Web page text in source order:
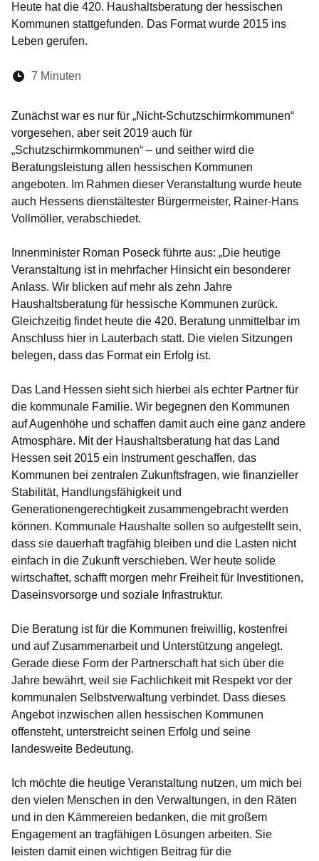
Heute hat die 420. Haushaltsberatung der hessischen
Kommunen stattgefunden. Das Format wurde 2015 ins
Leben gerufen.
Lesedauer:
7 Minuten
Zunächst war es nur für „Nicht-Schutzschirmkommunen“
vorgesehen, aber seit 2019 auch für
„Schutzschirmkommunen“ – und seither wird die
Beratungsleistung allen hessischen Kommunen
angeboten. Im Rahmen dieser Veranstaltung wurde heute
auch Hessens dienstältester Bürgermeister, Rainer-Hans
Vollmöller, verabschiedet.
Innenminister Roman Poseck führte aus: „Die heutige
Veranstaltung ist in mehrfacher Hinsicht ein besonderer
Anlass. Wir blicken auf mehr als zehn Jahre
Haushaltsberatung für hessische Kommunen zurück.
Gleichzeitig findet heute die 420. Beratung unmittelbar im
Anschluss hier in Lauterbach statt. Die vielen Sitzungen
belegen, dass das Format ein Erfolg ist.
Das Land Hessen sieht sich hierbei als echter Partner für
die kommunale Familie. Wir begegnen den Kommunen
auf Augenhöhe und schaffen damit auch eine ganz andere
Atmosphäre. Mit der Haushaltsberatung hat das Land
Hessen seit 2015 ein Instrument geschaffen, das
Kommunen bei zentralen Zukunftsfragen, wie finanzieller
Stabilität, Handlungsfähigkeit und
Generationengerechtigkeit zusammengebracht werden
können. Kommunale Haushalte sollen so aufgestellt sein,
dass sie dauerhaft tragfähig bleiben und die Lasten nicht
einfach in die Zukunft verschieben. Wer heute solide
wirtschaftet, schafft morgen mehr Freiheit für Investitionen,
Daseinsvorsorge und soziale Infrastruktur.
Die Beratung ist für die Kommunen freiwillig, kostenfrei
und auf Zusammenarbeit und Unterstützung angelegt.
Gerade diese Form der Partnerschaft hat sich über die
Jahre bewährt, weil sie Fachlichkeit mit Respekt vor der
kommunalen Selbstverwaltung verbindet. Dass dieses
Angebot inzwischen allen hessischen Kommunen
offensteht, unterstreicht seinen Erfolg und seine
landesweite Bedeutung.
Ich möchte die heutige Veranstaltung nutzen, um mich bei
den vielen Menschen in den Verwaltungen, in den Räten
und in den Kämmereien bedanken, die mit großem
Engagement an tragfähigen Lösungen arbeiten. Sie
leisten damit einen wichtigen Beitrag für die